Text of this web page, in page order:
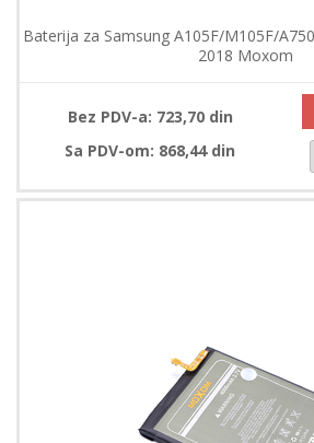
Baterija za Samsung A105F/M105F/
2018 Moxom
Bez PDV-a: 723,70 din
Sa PDV-om: 868,44 din